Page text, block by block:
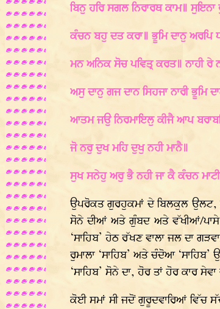
ਬਿਨੁ ਹਰਿ ਸਗਲ ਨਿਰਾਰਥ ਕਾਮ॥ ਸੁਇਨਾ
ਕੰਚਨ ਬਹੁ ਦਤ ਕਰਾ॥ ਭੂਮਿ ਦਾਨੁ ਅਰਪਿ
ਮਨ ਅਨਿਕ ਸੋਚ ਪਵਿਤ੍ਰ ਕਰਤ॥ ਨਾਹੀ
ਅਸੁ ਦਾਨੁ ਗਜ ਦਾਨ ਸਿਹਜਾ ਨਾਰੀ ਭੂਮਿ
ਆਤਮ ਜਉ ਨਿਰਮਾਇਲੁ ਕੀਜੈ ਆਪ
ਜੋ ਨਰੁ ਦੁਖ ਮਹਿ ਦੁਖੁ ਨਹੀ ਮਾਨੈ॥
ਸੁਖ ਸਨੇਹੁ ਅਰੁ ਭੈ ਨਹੀ ਜਾ ਕੈ ਕੰਚਨ
ਉਪਰੋਕਤ ਗੁਰਹੁਕਮਾਂ ਦੇ ਬਿਲਕੁਲ ਉਲਟ,
ਸੋਨੇ ਦੀਆਂ ਅਤੇ ਗੁੰਬਦ ਅਤੇ ਵੱਖੀਆਂ/ਪਾਸੇ
‘ਸਾਹਿਬ’ ਹੇਠ ਰੱਖਣ ਵਾਲਾ ਜਲ ਦਾ
ਰੁਮਾਲਾ ‘ਸਾਹਿਬ’ ਅਤੇ ਚੰਦੋਆ
‘ਸਾਹਿਬ’ ਸੋਨੇ ਦਾ, ਹੋਰ ਤਾਂ ਹੋਰ ਕਾਰ
ਕੋਈ ਸਮਾਂ ਸੀ ਜਦੋਂ ਗੁਰੂਦਵਾਰਿਆਂ ਵਿੱਚ